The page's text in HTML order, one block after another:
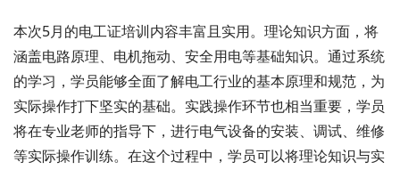
本次5月的电工证培训内容丰富且实用。理论知识方面，将
涵盖电路原理、电机拖动、安全用电等基础知识。通过系统
的学习，学员能够全面了解电工行业的基本原理和规范，为
实际操作打下坚实的基础。实践操作环节也相当重要，学员
将在专业老师的指导下，进行电气设备的安装、调试、维修
等实际操作训练。在这个过程中，学员可以将理论知识与实